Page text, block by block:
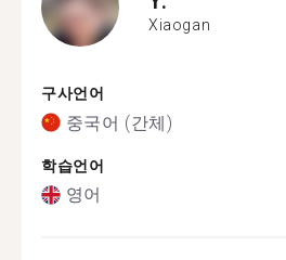
Xiaogan
구사언어
중국어 (간체)
학습언어
영어